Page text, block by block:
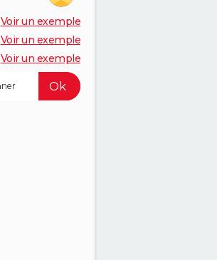
Voir un exemple
Voir un exemple
Voir un exemple